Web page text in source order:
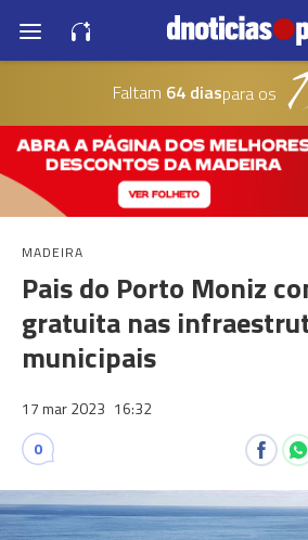
Faltam 64 diaspara os
MADEIRA
Pais do Porto Moniz
gratuita nas
municipais
17 mar 2023 16:32
0